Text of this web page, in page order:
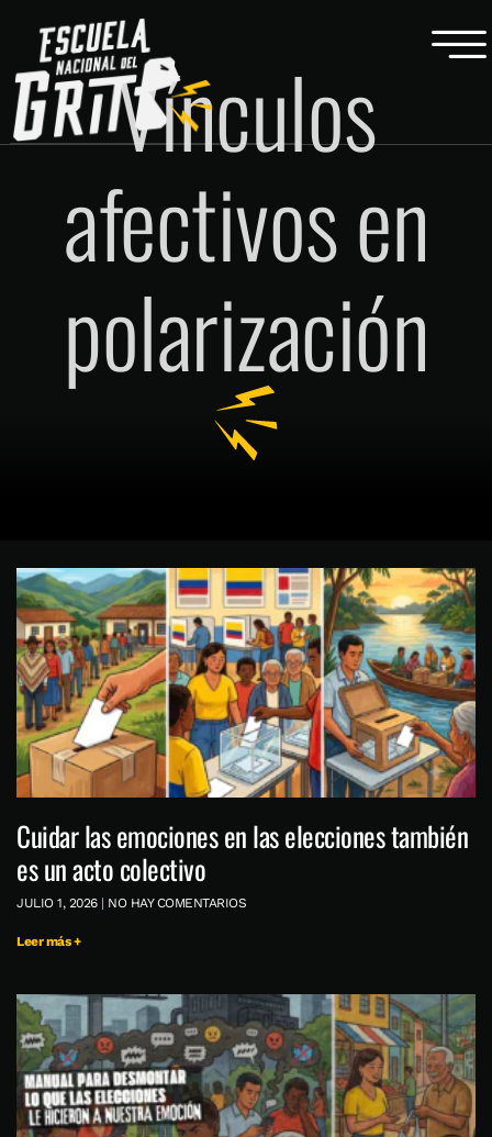
Vínculos
afectivos en
polarización
Cuidar las emociones en las elecciones también
es un acto colectivo
JULIO 1, 2026 NO HAY COMENTARIOS
Leer más +